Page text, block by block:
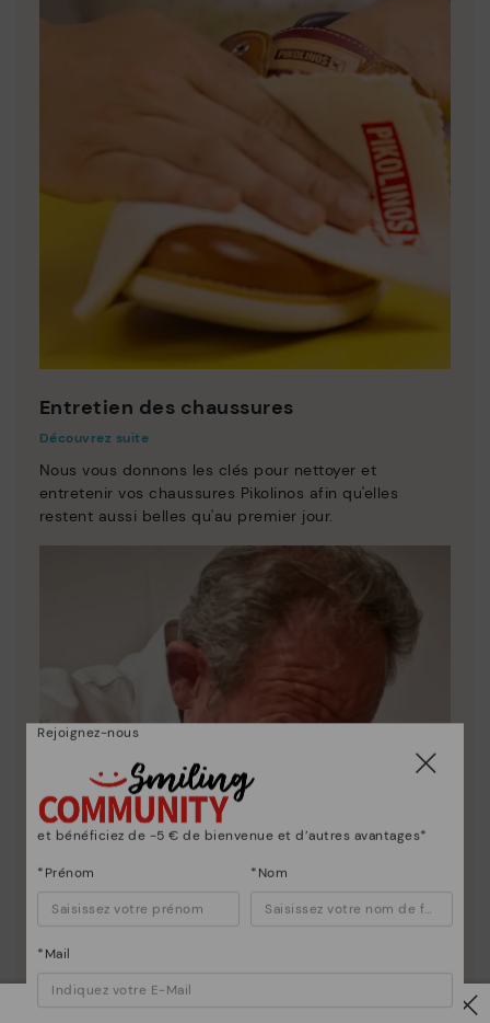
Entretien des chaussures
Découvrez suite
Nous vous donnons les clés pour nettoyer et
entretenir vos chaussures Pikolinos afin qu'elles
restent aussi belles qu'au premier jour.
Rejoignez-nous
et bénéficiez de -5 € de bienvenue et d’autres avantages*
*Prénom *Nom
*Mail